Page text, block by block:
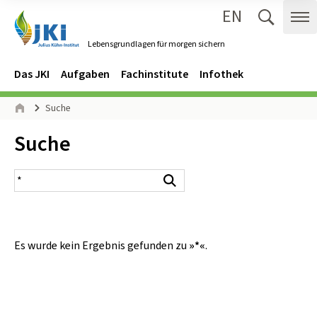
Lebensgrundlagen für morgen sichern
EN
Navigation
Hauptmenü
Das JKI Aufgaben Fachinstitute Infothek
Seitenpfad
Suche
Inhalt:
Suche
Suchergebnis
Es wurde kein Ergebnis gefunden zu »*«.